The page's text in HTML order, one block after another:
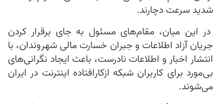
شدید سرعت دچارند.
در این میان، مقام‌های مسئول به جای برقرار کردن
جریان آزاد اطلاعات و جبران خسارت مالی شهروندان، با
انتشار اخبار و اطلاعات نادرست، باعث ایجاد نگرانی‌های
بی‌مورد برای کاربران شبکه ازکارافتاده اینترنت در ایران
می‌شوند.